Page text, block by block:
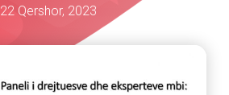
22 Qershor, 2023